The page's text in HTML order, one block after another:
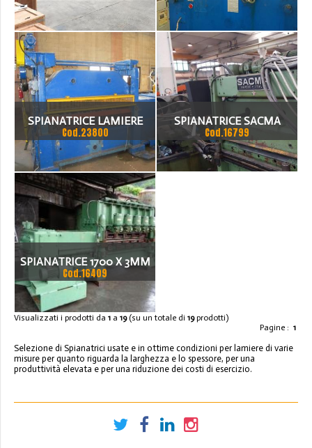
SPIANATRICE LAMIERE
MARIANI 1680 X 2,5
Cod.23800
SPIANATRICE SACMA
1000MM
Cod.16799
SPIANATRICE 1700 X 3MM
Cod.16409
Visualizzati i prodotti da 1 a 19(su un totale di 19prodotti)
Pagine : 1
Selezione di Spianatrici usate e in ottime condizioni per lamiere di varie
misure per quanto riguarda la larghezza e lo spessore, per una
produttività elevata e per una riduzione dei costi di esercizio.